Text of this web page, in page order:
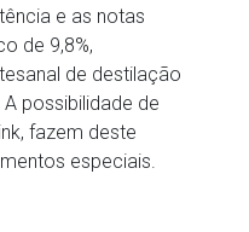
e as notas
de 9,8%,
de destilação
possibilidade de
fazem deste
especiais.